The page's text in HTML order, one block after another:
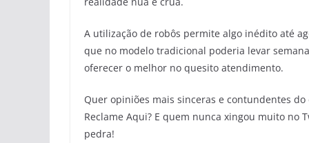
A utilização de robôs permite algo inédito até
que no modelo tradicional poderia levar
oferecer o melhor no quesito atendimento.
Quer opiniões mais sinceras e contundentes
Reclame Aqui? E quem nunca xingou muito
pedra!